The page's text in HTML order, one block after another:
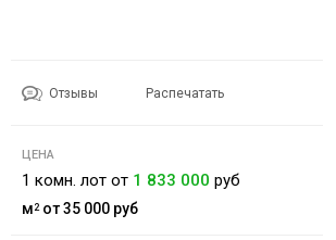
Отзывы Распечатать
ЦЕНА
1 комн. лот от 1 833 000 руб
м 2 от 35 000 руб